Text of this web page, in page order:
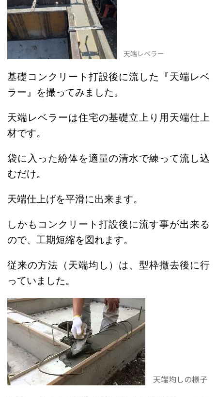
天端レベラー
基礎コンクリート打設後に流した『天端レベ
ラー』を撮ってみました。
天端レベラーは住宅の基礎立上り用天端仕上
材です。
袋に入った紛体を適量の清水で練って流し込
むだけ。
天端仕上げを平滑に出来ます。
しかもコンクリート打設後に流す事が出来る
ので、工期短縮を図れます。
従来の方法（天端均し）は、型枠撤去後に行
っていました。
天端均しの様子